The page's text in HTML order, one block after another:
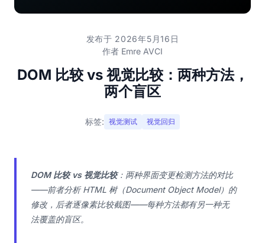
发布于 2026年5月16日
作者 Emre AVCI
DOM 比较 vs 视觉比较：两种方法，
两个盲区
标签: 视觉测试 视觉回归
DOM 比较 vs 视觉比较：两种界面变更检测方法的对比
——前者分析 HTML 树（Document Object Model）的
修改，后者逐像素比较截图——每种方法都有另一种无
法覆盖的盲区。